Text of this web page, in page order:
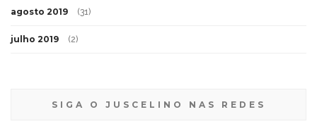
agosto 2019 (31)
julho 2019 (2)
SIGA O JUSCELINO NAS REDES